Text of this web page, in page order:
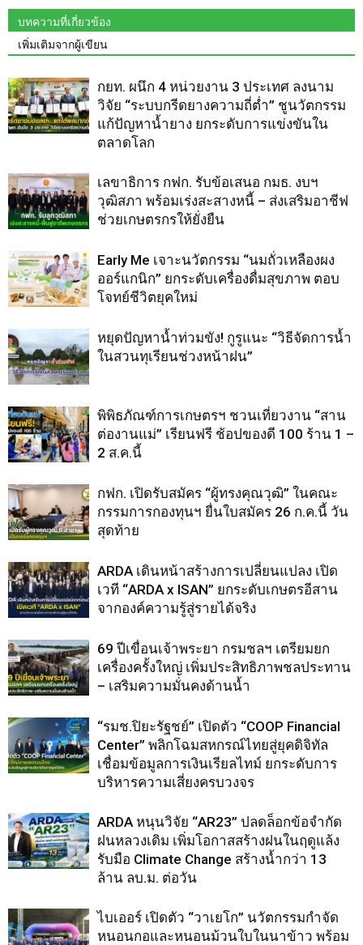
บทความที่เกี่ยวข้อง
เพิ่มเติมจากผู้เขียน
กยท. ผนึก 4 หน่วยงาน 3 ประเทศ ลงนาม
วิจัย “ระบบกรีดยางความถี่ต่ำ” ชูนวัตกรรม
แก้ปัญหาน้ำยาง ยกระดับการแข่งขันใน
ตลาดโลก
เลขาธิการ กฟก. รับข้อเสนอ กมธ. งบฯ
วุฒิสภา พร้อมเร่งสะสางหนี้ – ส่งเสริมอาชีฟ
ช่วยเกษตรกรให้ยั่งยืน
Early Me เจาะนวัตกรรม “นมถั่วเหลืองผง
ออร์แกนิก” ยกระดับเครื่องดื่มสุขภาพ ตอบ
โจทย์ชีวิตยุคใหม่
หยุดปัญหาน้ำท่วมขัง! กูรูแนะ “วิธีจัดการน้ำ
ในสวนทุเรียนช่วงหน้าฝน”
พิพิธภัณฑ์การเกษตรฯ ชวนเที่ยวงาน “สาน
ต่องานแม่” เรียนฟรี ช้อปของดี 100 ร้าน 1 –
2 ส.ค.นี้
กฟก. เปิดรับสมัคร “ผู้ทรงคุณวุฒิ” ในคณะ
กรรมการกองทุนฯ ยื่นใบสมัคร 26 ก.ค.นี้ วัน
สุดท้าย
ARDA เดินหน้าสร้างการเปลี่ยนแปลง เปิด
เวที “ARDA x ISAN” ยกระดับเกษตรอีสาน
จากองค์ความรู้สู่รายได้จริง
69 ปีเขื่อนเจ้าพระยา กรมชลฯ เตรียมยก
เครื่องครั้งใหญ่ เพิ่มประสิทธิภาพชลประทาน
– เสริมความมั่นคงด้านน้ำ
“รมช.ปิยะรัฐชย์” เปิดตัว “COOP Financial
Center” พลิกโฉมสหกรณ์ไทยสู่ยุคดิจิทัล
เชื่อมข้อมูลการเงินเรียลไทม์ ยกระดับการ
บริหารความเสี่ยงครบวงจร
ARDA หนุนวิจัย “AR23” ปลดล็อกข้อจำกัด
ฝนหลวงเดิม เพิ่มโอกาสสร้างฝนในฤดูแล้ง
รับมือ Climate Change สร้างน้ำกว่า 13
ล้าน ลบ.ม. ต่อวัน
ไบเออร์ เปิดตัว “วาเยโก” นวัตกรรมกำจัด
หนอนกอและหนอนม้วนใบในนาข้าว พร้อม